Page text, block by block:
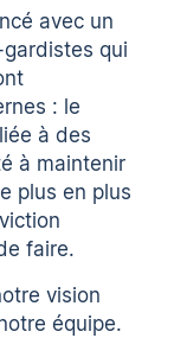
avec un
qui
: le
à des
à maintenir
plus en plus
faire.
vision
équipe.